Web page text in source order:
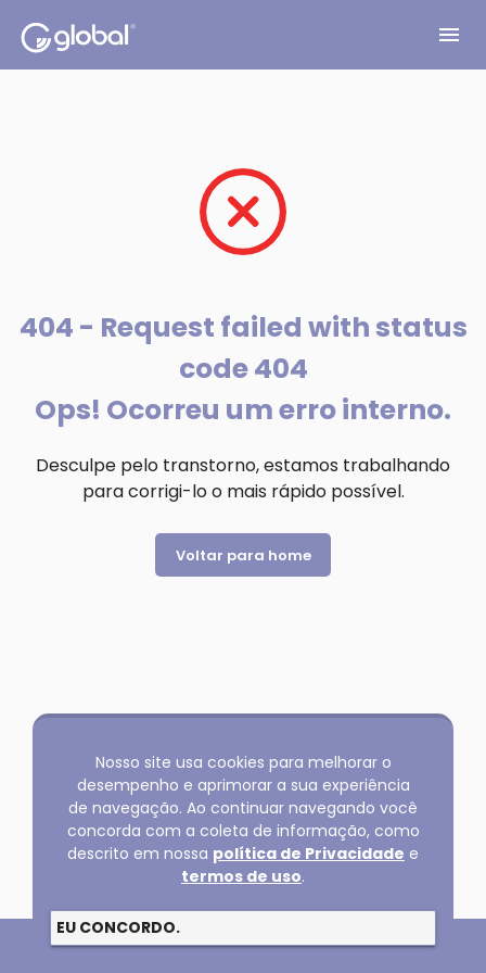
menu
404 - Request failed with status
code 404
Ops! Ocorreu um erro interno.
Desculpe pelo transtorno, estamos trabalhando
para corrigi-lo o mais rápido possível.
Voltar para home
Copyright @2026 GLOBAL SERVICOS LTDA
Nosso site usa cookies para melhorar o
desempenho e aprimorar a sua experiência
de navegação. Ao continuar navegando você
concorda com a coleta de informação, como
descrito em nossa política de Privacidade e
termos de uso.
EU CONCORDO.